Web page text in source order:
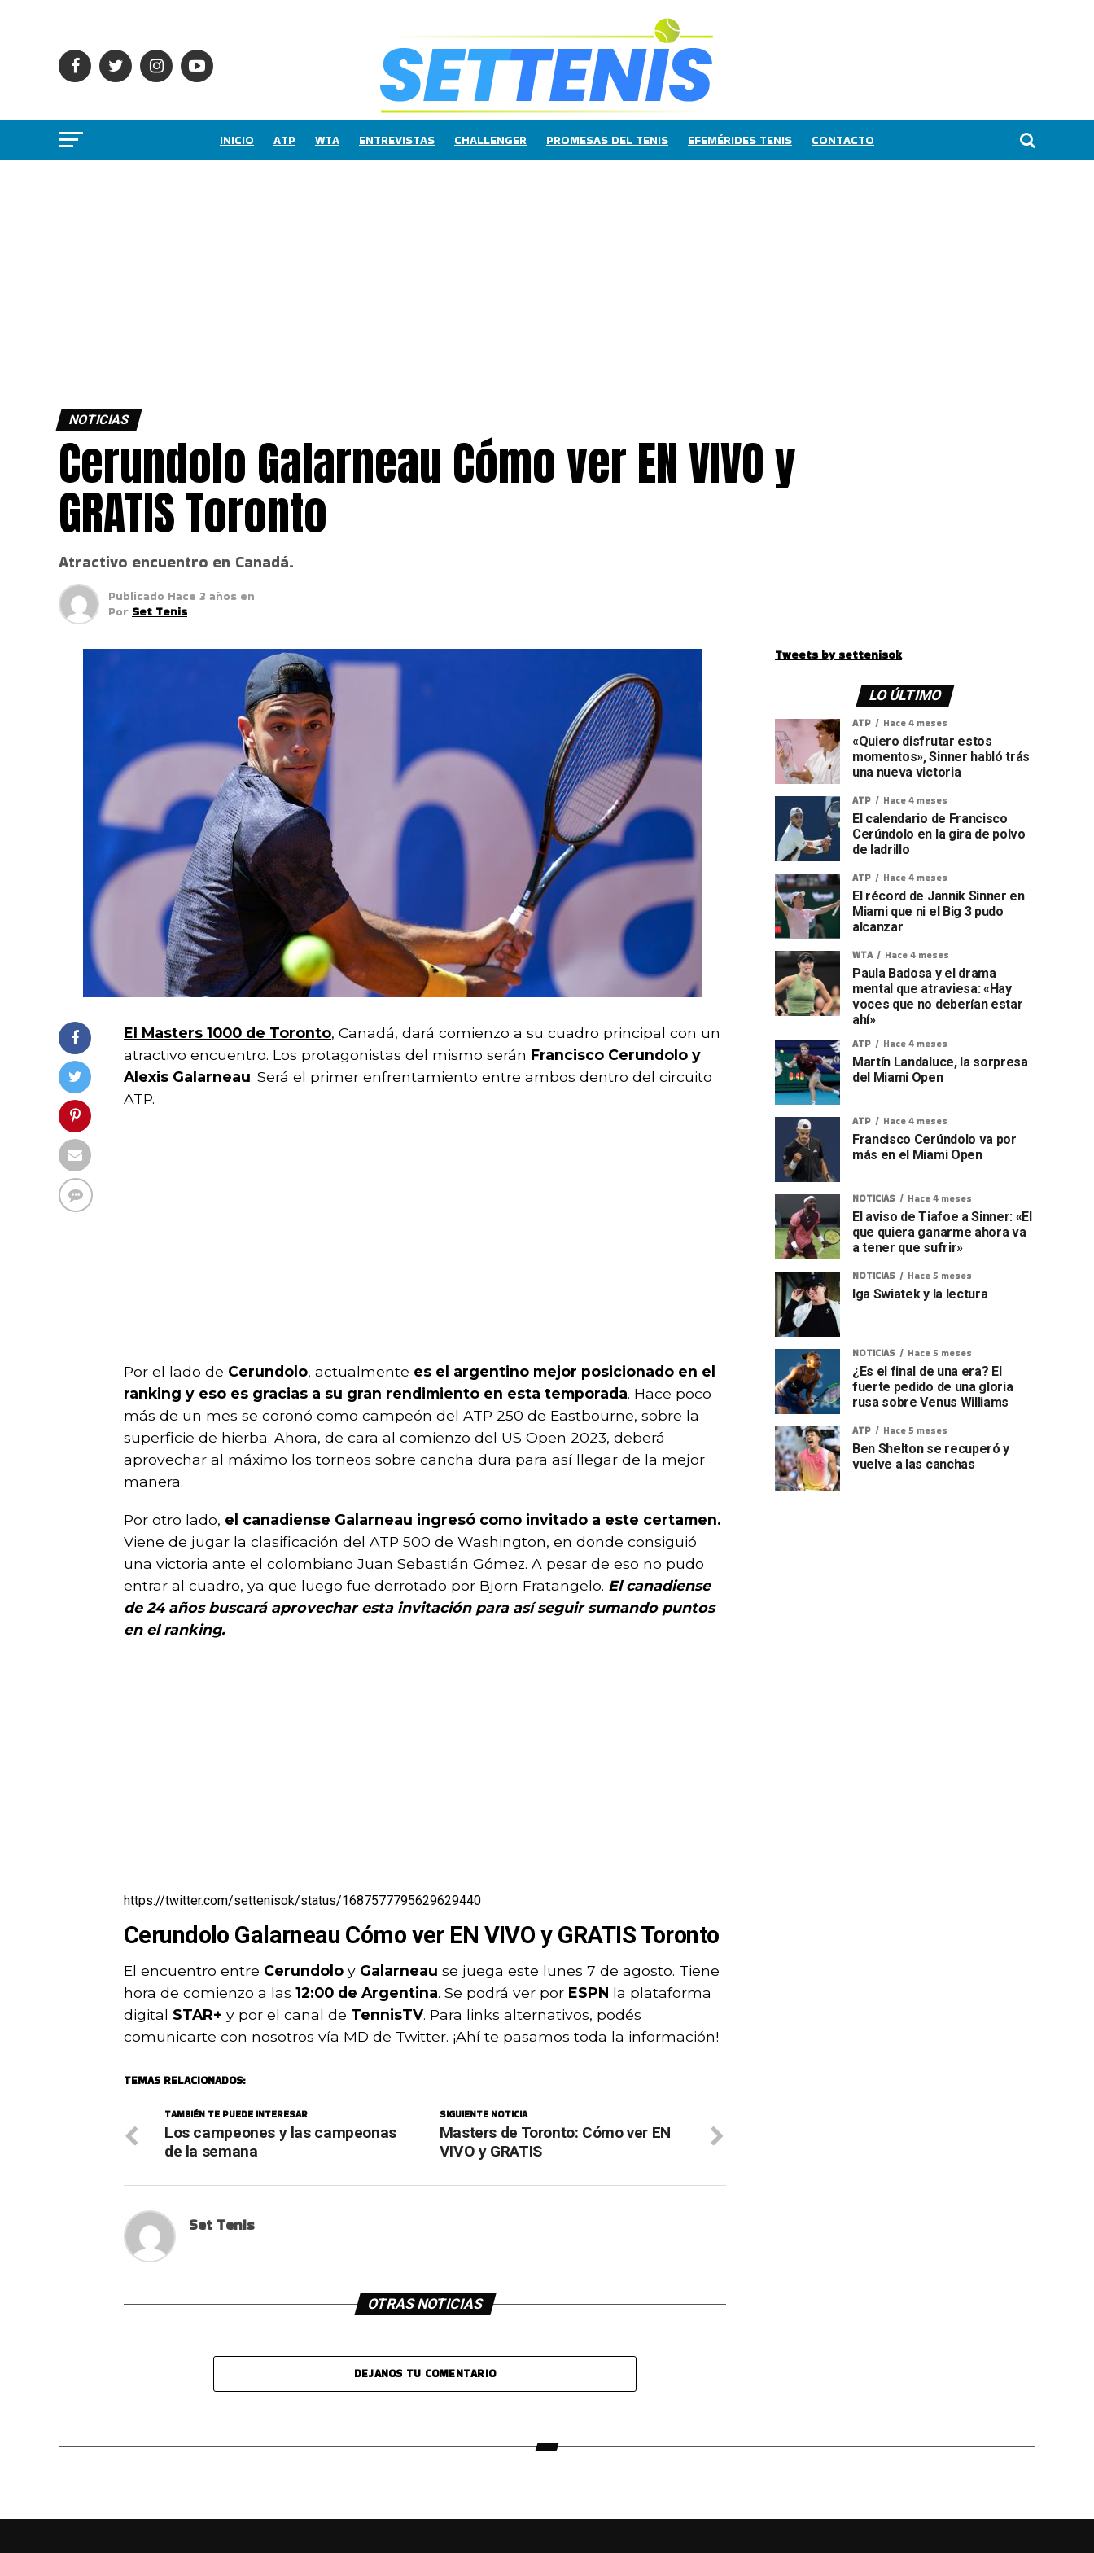
INICIO ATP WTA ENTREVISTAS CHALLENGER PROMESAS DEL TENIS EFEMÉRIDES TENIS CONTACTO
NOTICIAS
Cerundolo Galarneau Cómo ver EN VIVO y
GRATIS Toronto
Atractivo encuentro en Canadá.
Publicado Hace 3 años en
Por Set Tenis
El Masters 1000 de Toronto, Canadá, dará comienzo a su cuadro principal con un
atractivo encuentro. Los protagonistas del mismo serán Francisco Cerundolo y
Alexis Galarneau. Será el primer enfrentamiento entre ambos dentro del circuito
ATP.
Por el lado de Cerundolo, actualmente es el argentino mejor posicionado en el
ranking y eso es gracias a su gran rendimiento en esta temporada. Hace poco
más de un mes se coronó como campeón del ATP 250 de Eastbourne, sobre la
superficie de hierba. Ahora, de cara al comienzo del US Open 2023, deberá
aprovechar al máximo los torneos sobre cancha dura para así llegar de la mejor
manera.
Por otro lado, el canadiense Galarneau ingresó como invitado a este certamen.
Viene de jugar la clasificación del ATP 500 de Washington, en donde consiguió
una victoria ante el colombiano Juan Sebastián Gómez. A pesar de eso no pudo
entrar al cuadro, ya que luego fue derrotado por Bjorn Fratangelo. El canadiense
de 24 años buscará aprovechar esta invitación para así seguir sumando puntos
en el ranking.
https://twitter.com/settenisok/status/1687577795629629440
Cerundolo Galarneau Cómo ver EN VIVO y GRATIS Toronto
El encuentro entre Cerundolo y Galarneau se juega este lunes 7 de agosto. Tiene
hora de comienzo a las 12:00 de Argentina. Se podrá ver por ESPN la plataforma
digital STAR+ y por el canal de TennisTV. Para links alternativos, podés
comunicarte con nosotros vía MD de Twitter. ¡Ahí te pasamos toda la información!
TEMAS RELACIONADOS:
SIGUIENTE NOTICIA
Masters de Toronto: Cómo ver EN
VIVO y GRATIS
TAMBIÉN TE PUEDE INTERESAR
Los campeones y las campeonas
de la semana
Set Tenis
OTRAS NOTICIAS
DEJANOS TU COMENTARIO
Tweets by settenisok
LO ÚLTIMO
ATP Hace 4 meses
«Quiero disfrutar estos
momentos», Sinner habló trás
una nueva victoria
ATP Hace 4 meses
El calendario de Francisco
Cerúndolo en la gira de polvo
de ladrillo
ATP Hace 4 meses
El récord de Jannik Sinner en
Miami que ni el Big 3 pudo
alcanzar
WTA Hace 4 meses
Paula Badosa y el drama
mental que atraviesa: «Hay
voces que no deberían estar
ahí»
ATP Hace 4 meses
Martín Landaluce, la sorpresa
del Miami Open
ATP Hace 4 meses
Francisco Cerúndolo va por
más en el Miami Open
NOTICIAS Hace 4 meses
El aviso de Tiafoe a Sinner: «El
que quiera ganarme ahora va
a tener que sufrir»
NOTICIAS Hace 5 meses
Iga Swiatek y la lectura
NOTICIAS Hace 5 meses
¿Es el final de una era? El
fuerte pedido de una gloria
rusa sobre Venus Williams
ATP Hace 5 meses
Ben Shelton se recuperó y
vuelve a las canchas